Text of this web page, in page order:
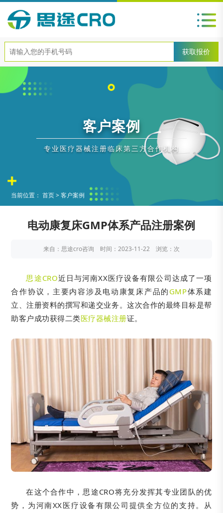
客户案例
专业医疗器械注册临床第三方合作机构
当前位置：首页>客户案例
电动康复床GMP体系产品注册案例
来自：思途cro咨询 时间：2023-11-22 浏览： 次
思途CRO近日与河南XX医疗设备有限公司达成了一项
合作协议，主要内容涉及电动康复床产品的 GMP体系建
立、注册资料的撰写和递交业务。这次合作的最终目标是帮
助客户成功获得二类医疗器械注册证。
在这个合作中，思途CRO将充分发挥其专业团队的优
势，为河南XX医疗设备有限公司提供全方位的支持。从